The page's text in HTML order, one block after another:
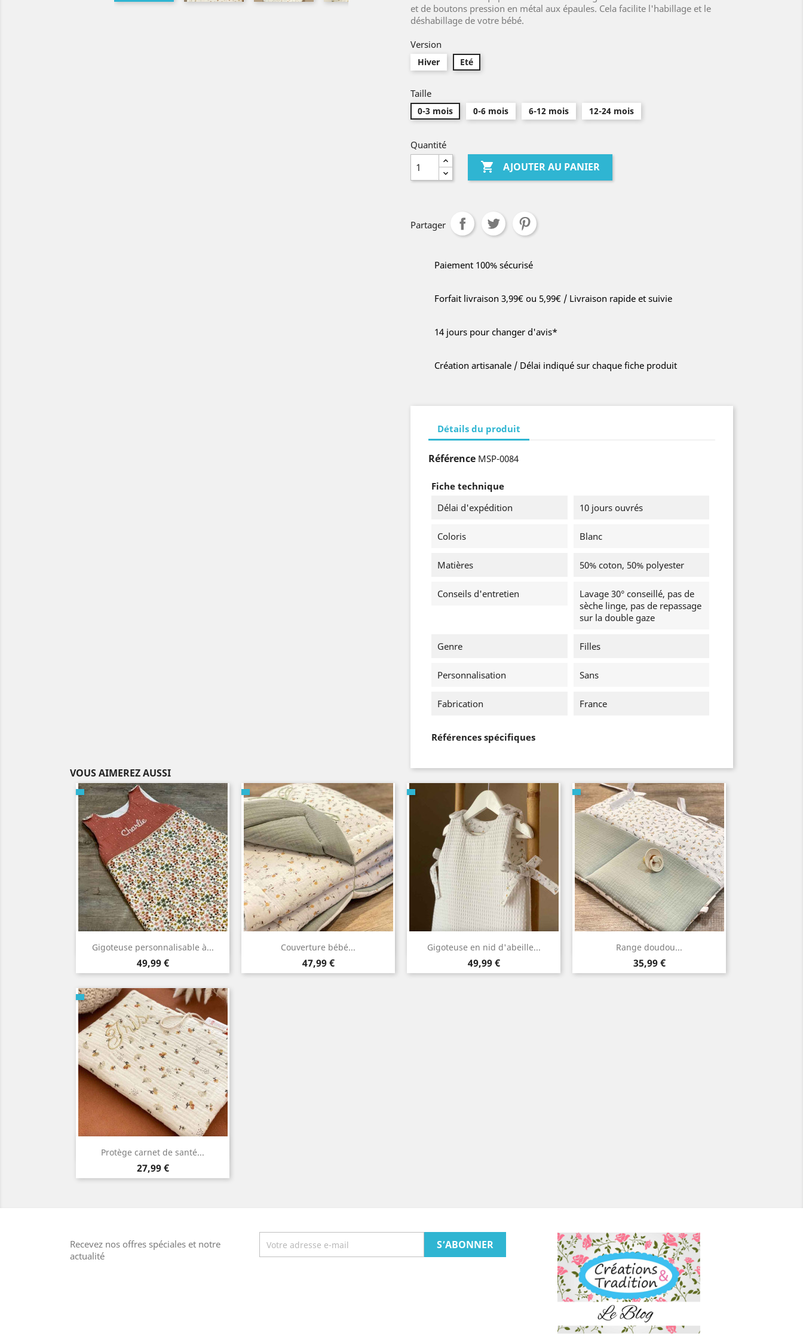
et de boutons pression en métal aux épaules. Cela facilite l'habillage et le
déshabillage de votre bébé.
Version
Hiver Eté
Taille
0-3 mois 0-6 mois 6-12 mois 12-24 mois
Quantité
 AJOUTER AU PANIER
Partager
Paiement 100% sécurisé
Forfait livraison 3,99€ ou 5,99€ / Livraison rapide et suivie
14 jours pour changer d'avis*
Création artisanale / Délai indiqué sur chaque fiche produit
Détails du produit
Référence MSP-0084
Fiche technique
Délai d'expédition
10 jours ouvrés
Coloris Blanc
Matières 50% coton, 50% polyester
Conseils d'entretien
Lavage 30° conseillé, pas de
sèche linge, pas de repassage
sur la double gaze
Genre Filles
Personnalisation Sans
Fabrication France
Références spécifiques
VOUS AIMEREZ AUSSI
Gigoteuse personnalisable à...
Prix
49,99 €
Aperçu rapide Couverture bébé...
Prix
47,99 €
Aperçu rapide Gigoteuse en nid d'abeille...
Prix
49,99 €
Aperçu rapide Range doudou...
Prix
35,99 €
Aperçu rapide
Protège carnet de santé...
Prix
27,99 €
Aperçu rapide
Recevez nos offres spéciales et notre
actualité